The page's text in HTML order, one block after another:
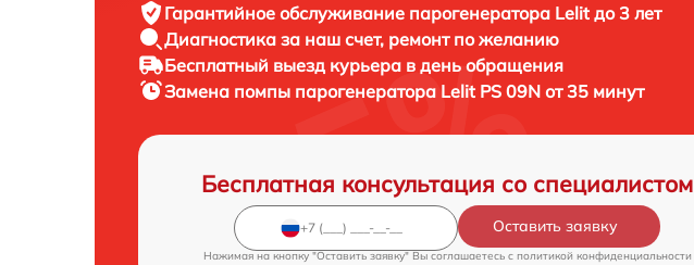
Гарантийное обслуживание парогенератора Lelit до 3 лет
Диагностика за наш счет, ремонт по желанию
Бесплатный выезд курьера в день обращения
Замена помпы парогенератора Lelit PS 09N от 35 минут
Бесплатная консультация со специалистом
Оставить заявку
Нажимая на кнопку "Оставить заявку" Вы соглашаетесь c политикой конфиденциальности